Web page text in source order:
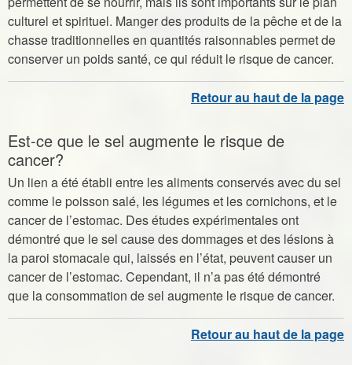
culturel et spirituel. Manger des produits de la pêche et de la
chasse traditionnelles en quantités raisonnables permet de
conserver un poids santé, ce qui réduit le risque de cancer.
Est-ce que le sel augmente le risque de
cancer?
Un lien a été établi entre les aliments conservés avec du sel
comme le poisson salé, les légumes et les cornichons, et le
cancer de l’estomac. Des études expérimentales ont
démontré que le sel cause des dommages et des lésions à
la paroi stomacale qui, laissés en l’état, peuvent causer un
cancer de l’estomac. Cependant, il n’a pas été démontré
que la consommation de sel augmente le risque de cancer.